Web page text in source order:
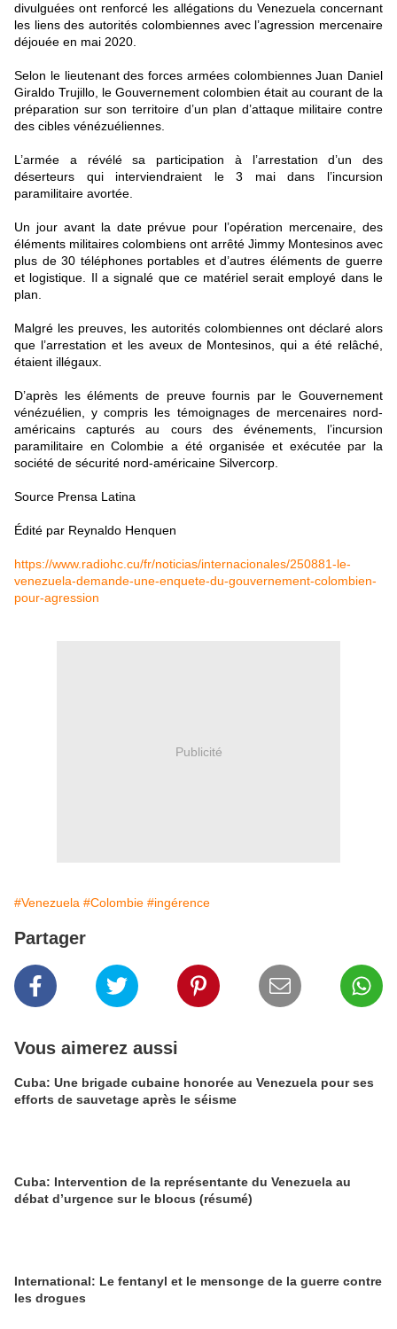
divulguées ont renforcé les allégations du Venezuela concernant
les liens des autorités colombiennes avec l’agression mercenaire
déjouée en mai 2020.
Selon le lieutenant des forces armées colombiennes Juan Daniel
Giraldo Trujillo, le Gouvernement colombien était au courant de la
préparation sur son territoire d’un plan d’attaque militaire contre
des cibles vénézuéliennes.
L’armée a révélé sa participation à l’arrestation d’un des
déserteurs qui interviendraient le 3 mai dans l’incursion
paramilitaire avortée.
Un jour avant la date prévue pour l’opération mercenaire, des
éléments militaires colombiens ont arrêté Jimmy Montesinos avec
plus de 30 téléphones portables et d’autres éléments de guerre
et logistique. Il a signalé que ce matériel serait employé dans le
plan.
Malgré les preuves, les autorités colombiennes ont déclaré alors
que l’arrestation et les aveux de Montesinos, qui a été relâché,
étaient illégaux.
D’après les éléments de preuve fournis par le Gouvernement
vénézuélien, y compris les témoignages de mercenaires nord-
américains capturés au cours des événements, l’incursion
paramilitaire en Colombie a été organisée et exécutée par la
société de sécurité nord-américaine Silvercorp.
Source Prensa Latina
Édité par Reynaldo Henquen
https://www.radiohc.cu/fr/noticias/internacionales/250881-le-
venezuela-demande-une-enquete-du-gouvernement-colombien-
pour-agression
Publicité
#Venezuela #Colombie #ingérence
Partager
Vous aimerez aussi
Cuba: Une brigade cubaine honorée au Venezuela pour ses
efforts de sauvetage après le séisme
Cuba: Intervention de la représentante du Venezuela au
débat d’urgence sur le blocus (résumé)
International: Le fentanyl et le mensonge de la guerre contre
les drogues